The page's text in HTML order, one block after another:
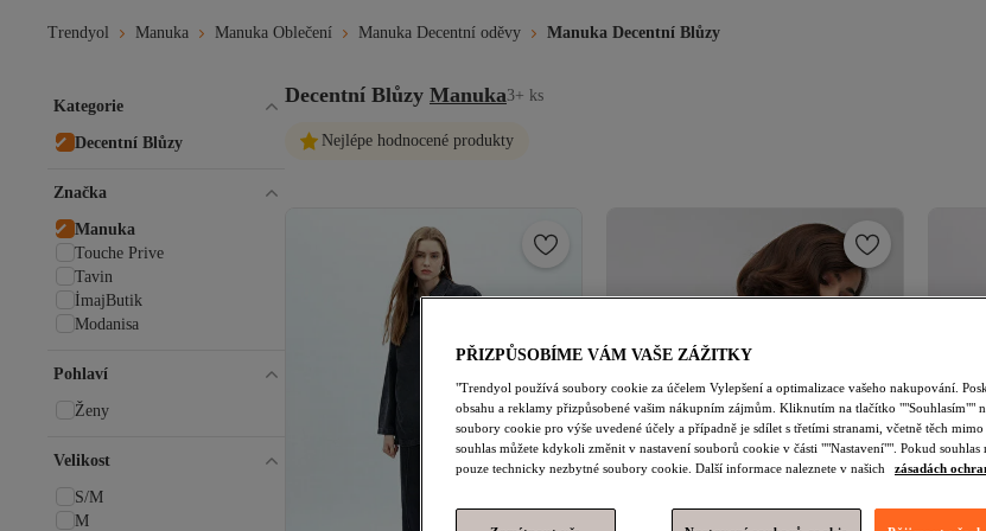
Trendyol Manuka Manuka Oblečení Manuka Decentní oděvy Manuka Decentní Blůzy
Decentní Blůzy Manuka3+ ks
Nejlépe hodnocené produkty
Kategorie
Decentní Blůzy
Značka
Manuka
Touche Prive
Tavin
İmajButik
Modanisa
Pohlaví
Ženy
Velikost
S/M
M
PŘIZPŮSOBÍME VÁM VAŠE ZÁŽITKY
"Trendyol používá soubory cookie za účelem Vylepšení a optimalizace vašeho nakupování.
obsahu a reklamy přizpůsobené vašim nákupním zájmům. Kliknutím na tlačítko ""Souhlasím""
soubory cookie pro výše uvedené účely a případně je sdílet s třetími stranami, včetně těch
souhlas můžete kdykoli změnit v nastavení souborů cookie v části ""Nastavení"". Pokud
pouze technicky nezbytné soubory cookie. Další informace naleznete v našich
zásadách